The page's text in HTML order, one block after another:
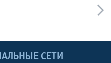
СЕТИ